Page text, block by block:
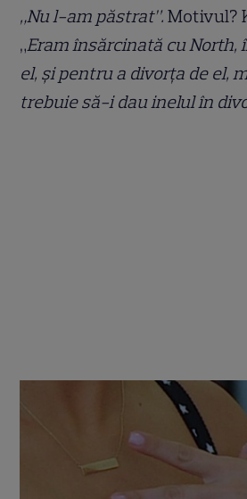
„Nu l-am păstrat”.Motivul?
„Eram însărcinată cu North,
el, și pentru a divorța de el,
trebuie să-i dau inelul în